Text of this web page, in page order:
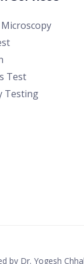
Test
Testing
by Dr. Yogesh